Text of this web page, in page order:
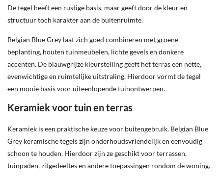
De tegel heeft een rustige basis, maar geeft door de kleur en
structuur toch karakter aan de buitenruimte.
Belgian Blue Grey laat zich goed combineren met groene
beplanting, houten tuinmeubelen, lichte gevels en donkere
accenten. De blauwgrijze kleurstelling geeft het terras een nette,
evenwichtige en ruimtelijke uitstraling. Hierdoor vormt de tegel
een mooie basis voor uiteenlopende tuinontwerpen.
Keramiek voor tuin en terras
Keramiek is een praktische keuze voor buitengebruik. Belgian Blue
Grey keramische tegels zijn onderhoudsvriendelijk en eenvoudig
schoon te houden. Hierdoor zijn ze geschikt voor terrassen,
tuinpaden, zitgedeeltes en andere toepassingen rondom de woning.